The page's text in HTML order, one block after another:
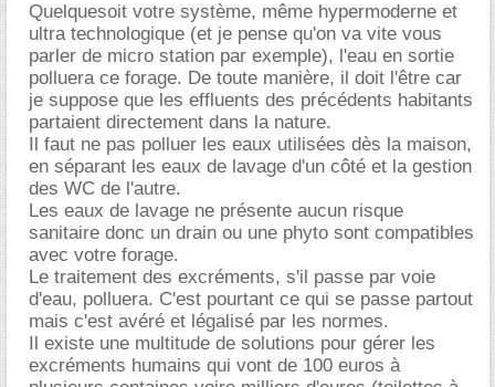
Quelquesoit votre système, même hypermoderne et
ultra technologique (et je pense qu'on va vite vous
parler de micro station par exemple), l'eau en sortie
polluera ce forage. De toute manière, il doit l'être car
je suppose que les effluents des précédents habitants
partaient directement dans la nature.
Il faut ne pas polluer les eaux utilisées dès la maison,
en séparant les eaux de lavage d'un côté et la gestion
des WC de l'autre.
Les eaux de lavage ne présente aucun risque
sanitaire donc un drain ou une phyto sont compatibles
avec votre forage.
Le traitement des excréments, s'il passe par voie
d'eau, polluera. C'est pourtant ce qui se passe partout
mais c'est avéré et légalisé par les normes.
Il existe une multitude de solutions pour gérer les
excréments humains qui vont de 100 euros à